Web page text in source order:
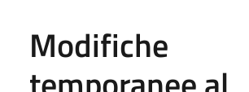
Modifiche